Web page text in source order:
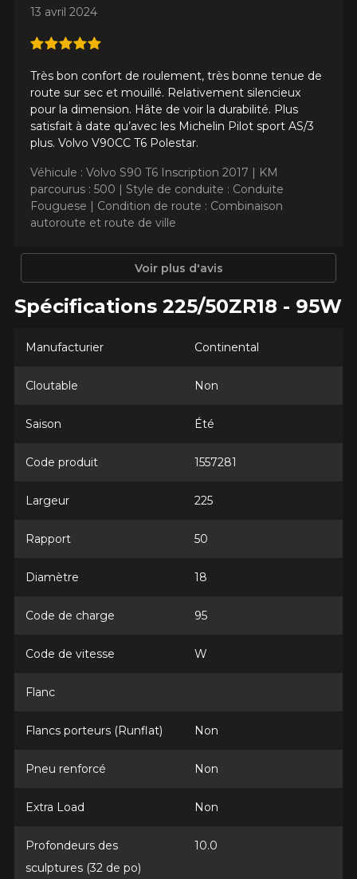
13 avril 2024
Très bon confort de roulement, très bonne tenue de
route sur sec et mouillé. Relativement silencieux
pour la dimension. Hâte de voir la durabilité. Plus
satisfait à date qu’avec les Michelin Pilot sport AS/3
plus. Volvo V90CC T6 Polestar.
Véhicule : Volvo S90 T6 Inscription 2017 | KM
parcourus : 500 | Style de conduite : Conduite
Fouguese | Condition de route : Combinaison
autoroute et route de ville
Voir plus d'avis
Spécifications 225/50ZR18 - 95W
Manufacturier Continental
Cloutable Non
Saison Été
Code produit 1557281
Largeur 225
Rapport 50
Diamètre 18
Code de charge 95
Code de vitesse W
Flanc
Flancs porteurs (Runflat) Non
Pneu renforcé Non
Extra Load Non
Profondeurs des
sculptures (32 de po)
10.0
AJOUTER UN AVIS
Votre avis concernant le
EXTREME​CONTACT DWS 06
PLUS
Année
Marque
Modèle
Option